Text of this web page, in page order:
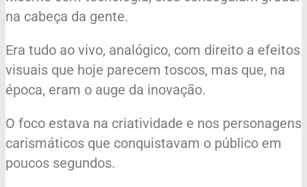
na cabeça da gente.
Era tudo ao vivo, analógico, com direito a efeitos
visuais que hoje parecem toscos, mas que, na
época, eram o auge da inovação.
O foco estava na criatividade e nos personagens
carismáticos que conquistavam o público em
poucos segundos.